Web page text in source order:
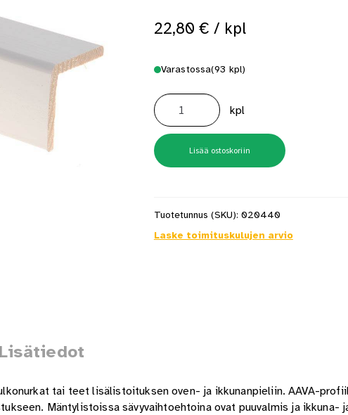
22,80 € / kpl
Varastossa(93 kpl)
Reunalista
L-
Lista
Valkoinen
44X44/36X2700mm
määrä
kpl
Lisää ostoskoriin
Tuotetunnus (SKU): 020440
Laske toimituskulujen arvio
Lisätiedot
tai teet lisälistoituksen oven- ja ikkunanpieliin. AAVA-
Mäntylistoissa sävyvaihtoehtoina ovat puuvalmis ja